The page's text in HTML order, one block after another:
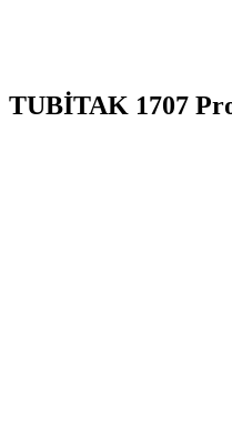
TUBİTAK 1707